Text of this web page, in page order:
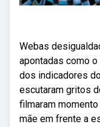
Webas
apontadas como
dos indicadores
escutaram gritos
filmaram
mãe em frente a